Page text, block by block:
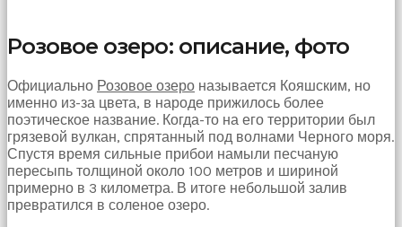
oda
gezerek
aramaya
başladım
brazzers
Onu
banyoda
gördüğümde
memelerinin
fotoğrafını
Розовое озеро: описание, фото
Официально Розовое озеро называется Кояшским, но
именно из-за цвета, в народе прижилось более
поэтическое название. Когда-то на его территории был
грязевой вулкан, спрятанный под волнами Черного моря.
Спустя время сильные прибои намыли песчаную
пересыпь толщиной около 100 метров и шириной
примерно в 3 километра. В итоге небольшой залив
превратился в соленое озеро.